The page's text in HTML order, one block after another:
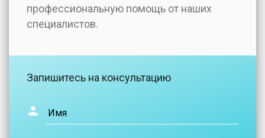
профессиональную помощь от наших
специалистов.
Запишитесь на консультацию
Имя